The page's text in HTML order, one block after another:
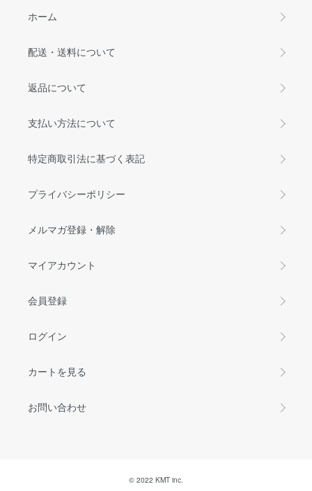
ホーム
配送・送料について
返品について
支払い方法について
特定商取引法に基づく表記
プライバシーポリシー
メルマガ登録・解除
マイアカウント
会員登録
ログイン
カートを見る
お問い合わせ
© 2022 KMT inc.